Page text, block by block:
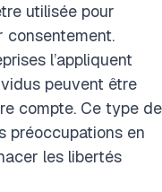
utilisée pour
consentement.
l’appliquent
peuvent être
compte. Ce type de
préoccupations en
les libertés